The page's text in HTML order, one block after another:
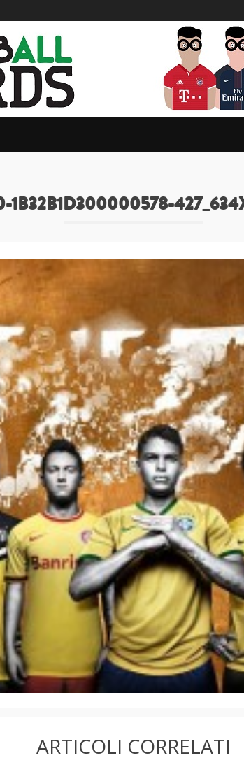
1B32B1D300000578-
ARTICOLI CORRELATI